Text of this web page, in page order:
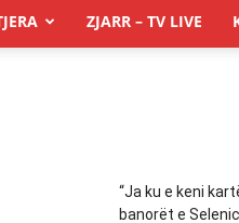
ZJARR – TV LIVE
“Ja ku e keni
banorët e